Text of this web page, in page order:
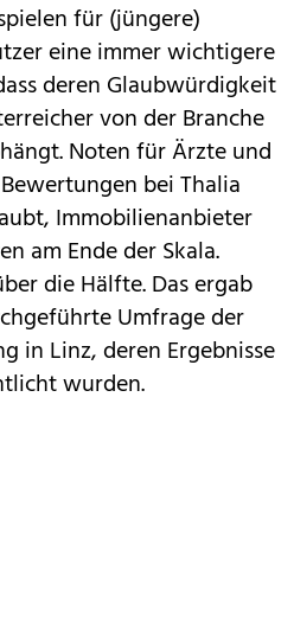
für (jüngere)
eine immer wichtigere
deren Glaubwürdigkeit
von der Branche
Noten für Ärzte und
bei Thalia
Immobilienanbieter
am Ende der Skala.
die Hälfte. Das ergab
Umfrage der
in Linz, deren Ergebnisse
wurden.